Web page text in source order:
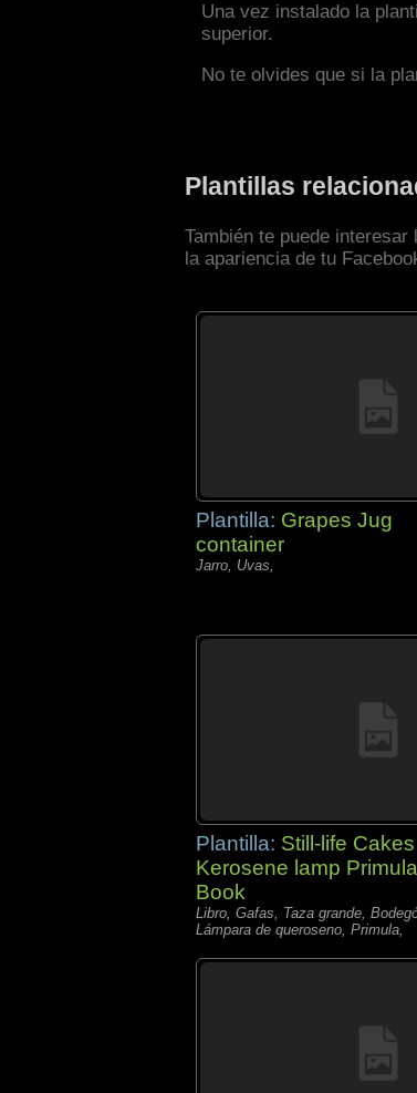
Una vez instalado la
superior.
No te olvides que si la
Plantillas
También te puede
la apariencia de tu
Plantilla: Grapes Jug
container
Jarro, Uvas,
Plantilla: Still-life Cakes
Kerosene lamp Primula
Book
Libro, Gafas, Taza grande,
Lámpara de queroseno, Primula,